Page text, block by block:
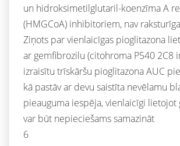
un hidroksimetilglutaril-koenzīma A
(HMGCoA) inhibitoriem, nav
Ziņots par vienlaicīgas pioglitazona
ar gemfibrozilu (citohroma P540 2C8
izraisītu trīskāršu pioglitazona AUC
kā pastāv ar devu saistīta nevēlamu
pieauguma iespēja, vienlaicīgi lietojot
var būt nepieciešams samazināt
6